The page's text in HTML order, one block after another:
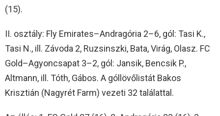
(15).
II. osztály: Fly Emirates–Andragória 2–6, gól: Tasi K.,
Tasi N., ill. Závoda 2, Ruzsinszki, Bata, Virág, Olasz. FC
Gold–Agyoncsapat 3–2, gól: Jansik, Bencsik P.,
Altmann, ill. Tóth, Gábos. A góllövőlistát Bakos
Krisztián (Nagyrét Farm) vezeti 32 találattal.